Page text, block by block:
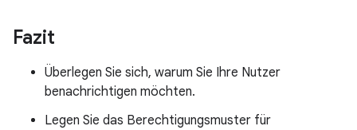
Fazit
Überlegen Sie sich, warum Sie Ihre Nutzer
benachrichtigen möchten.
Legen Sie das Berechtigungsmuster für